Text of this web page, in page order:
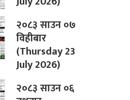
२०८३ साउन ०७
विहीबार
(Thursday 23
July 2026)
२०८३ साउन ०६